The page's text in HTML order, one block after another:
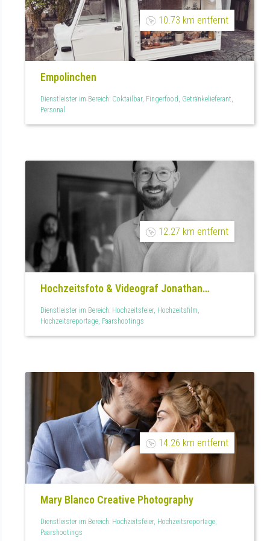
10.73 km entfernt
Empolinchen
Dienstleister im Bereich: Coktailbar, Fingerfood, Getränkelieferant,
Personal
12.27 km entfernt
Hochzeitsfoto & Videograf Jonathan
Schüßler
Dienstleister im Bereich: Hochzeitsfeier, Hochzeitsfilm,
Hochzeitsreportage, Paarshootings
14.26 km entfernt
Mary Blanco Creative Photography
Dienstleister im Bereich: Hochzeitsfeier, Hochzeitsreportage,
Paarshootings